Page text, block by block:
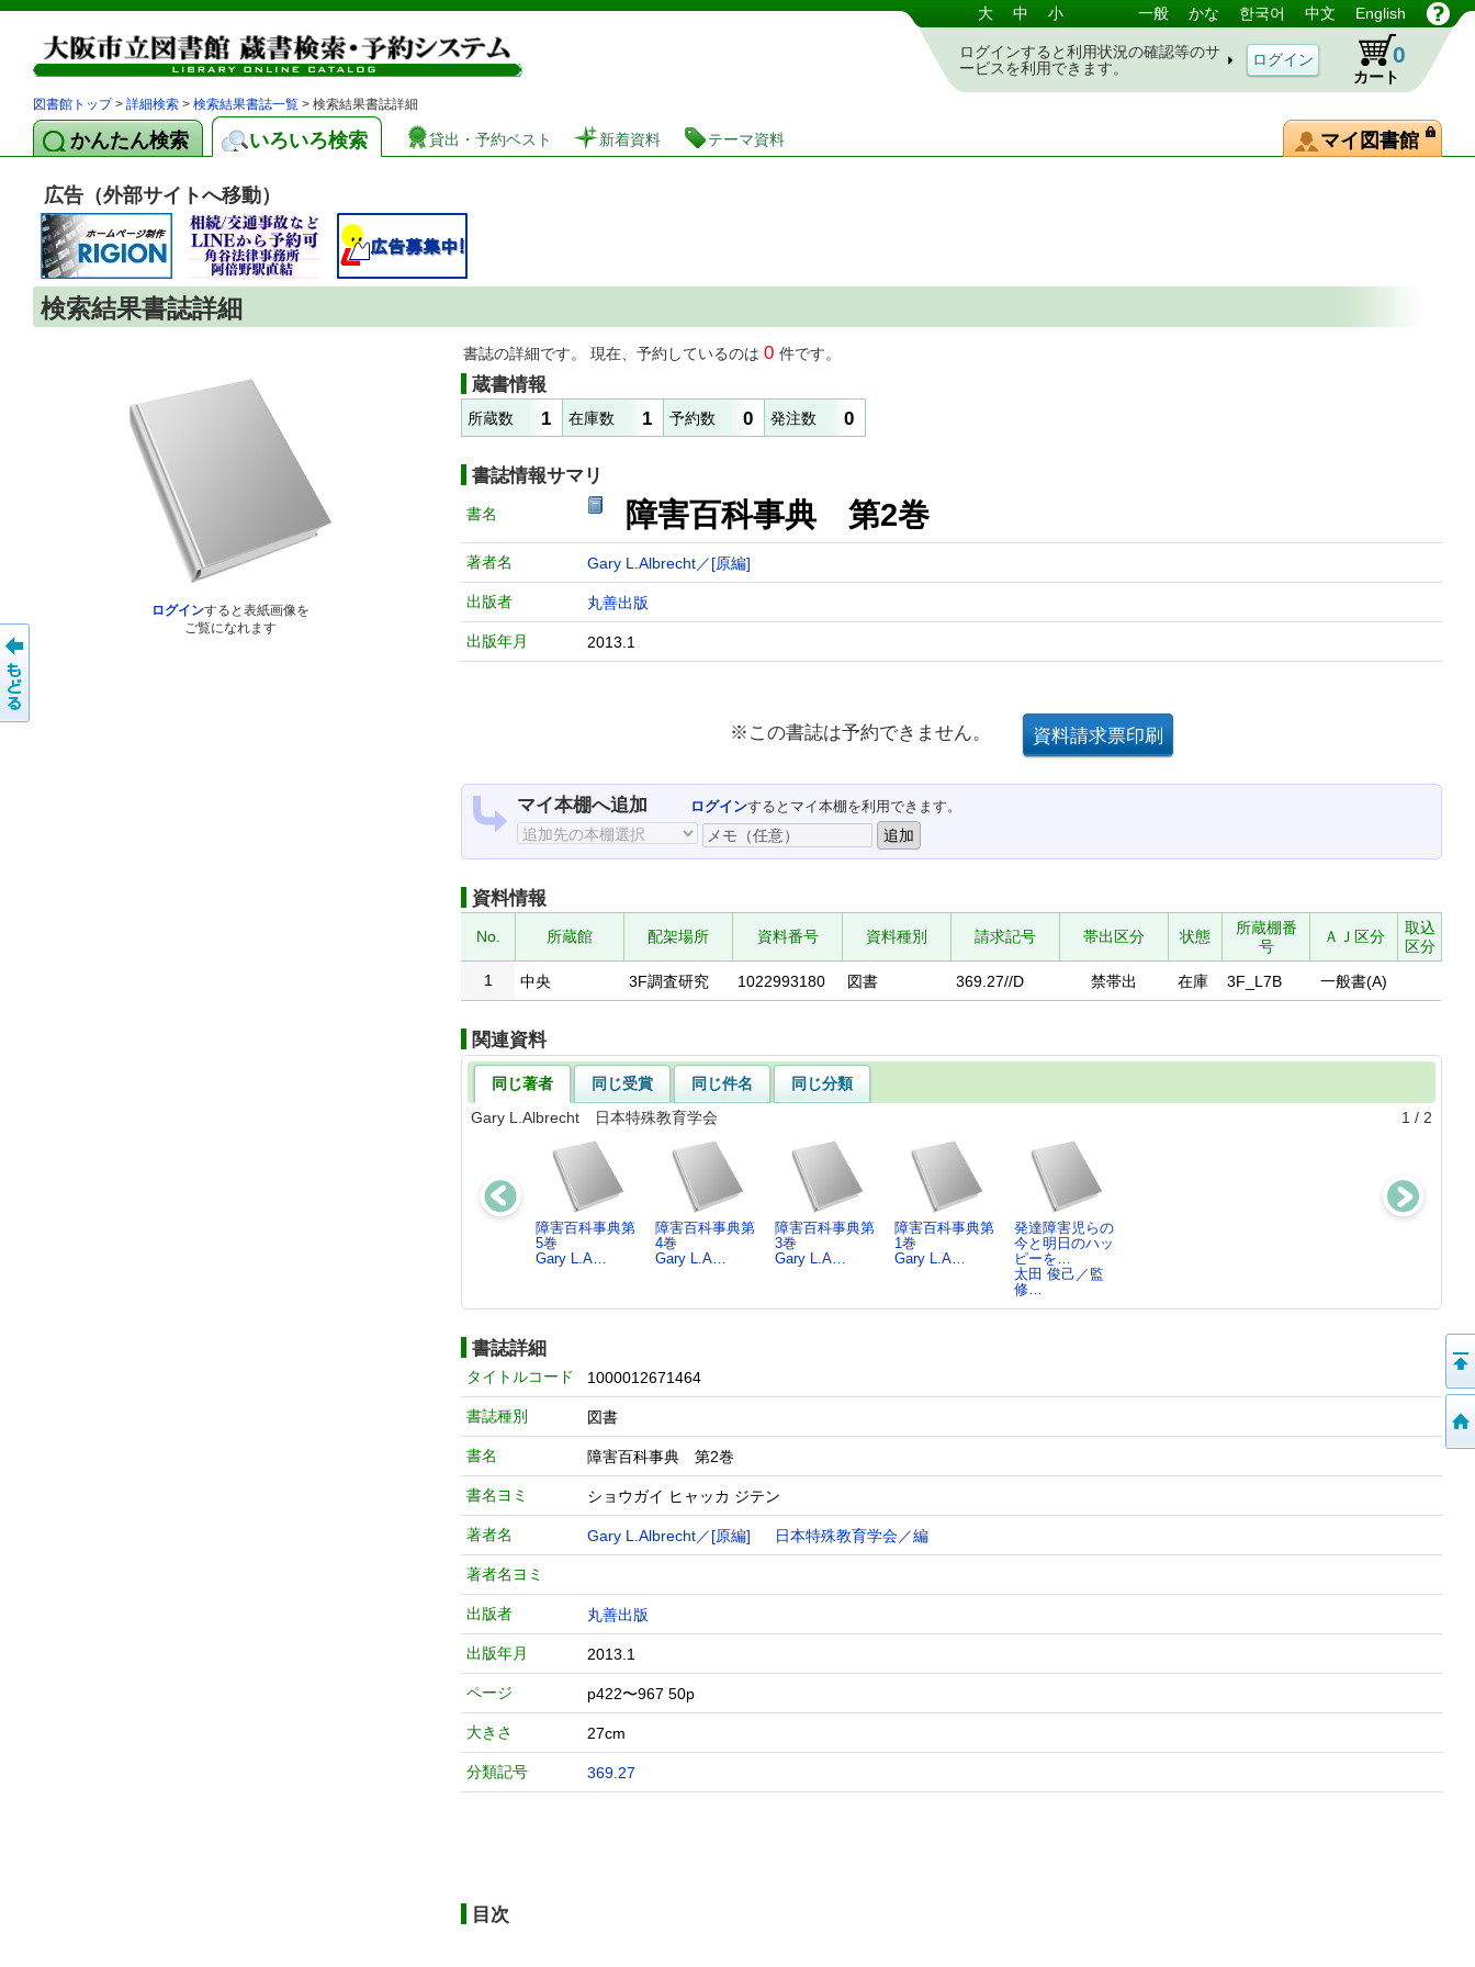
図書館 蔵書検索・予約システム 大 中 小 一般 かな 한국어 中文 English
ログインすると利用状況の確認等のサ
ービスを利用できます。
カート
0
図書館トップ> 詳細検索 > 検索結果書誌一覧 > 検索結果書誌詳細
かんたん検索 いろいろ検索 貸出・予約ベスト 新着資料 テーマ資料 マイ図書館
広告（外部サイトへ移動）
検索結果書誌詳細
ログインすると表紙画像を
ご覧になれます
書誌の詳細です。 現在、予約しているのは 0 件です。
蔵書情報
所蔵数 1 在庫数 1 予約数 0 発注数 0
書誌情報サマリ
書名 障害百科事典 第2巻
著者名 Gary L.Albrecht／[原編]
出版者 丸善出版
出版年月 2013.1
※この書誌は予約できません。
マイ本棚へ追加 ログインするとマイ本棚を利用できます。
資料情報
No. 所蔵館 配架場所 資料番号 資料種別 請求記号 帯出区分 状態
所蔵棚番
号
ＡＪ区分
取込
区分
1
中央 3F調査研究 1022993180 図書 369.27//D 禁帯出 在庫 3F_L7B 一般書(A)
関連資料
同じ著者 同じ受賞 同じ件名
同じ分類
Gary L.Albrecht 日本特殊教育学会
1 / 2
障害百科事典第
5巻
Gary L.A…
障害百科事典第
4巻
Gary L.A…
障害百科事典第
3巻
Gary L.A…
障害百科事典第
1巻
Gary L.A…
発達障害児らの
今と明日のハッ
ピーを…
太田 俊己／監
修…
書誌詳細
タイトルコード 1000012671464
書誌種別 図書
書名 障害百科事典 第2巻
書名ヨミ ショウガイ ヒャッカ ジテン
著者名 Gary L.Albrecht／[原編] 日本特殊教育学会／編
著者名ヨミ
出版者 丸善出版
出版年月 2013.1
ページ p422〜967 50p
大きさ 27cm
分類記号 369.27
目次